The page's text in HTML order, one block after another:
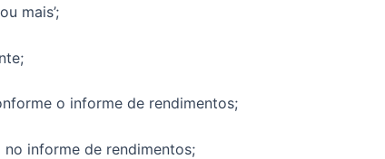
mais’;
o informe de rendimentos;
informe de rendimentos;